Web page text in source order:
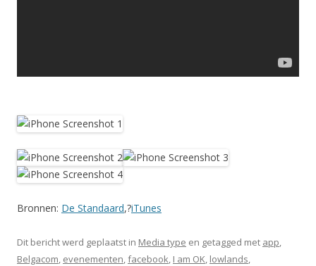
Bronnen: De Standaard,?iTunes
Dit bericht werd geplaatst in Media type en getagged met app,
Belgacom, evenementen,facebook, I am OK, lowlands,